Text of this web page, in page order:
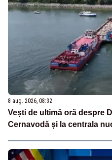
8 aug. 2026, 08:32
Vești de ultimă oră despre
Cernavodă și la centrala